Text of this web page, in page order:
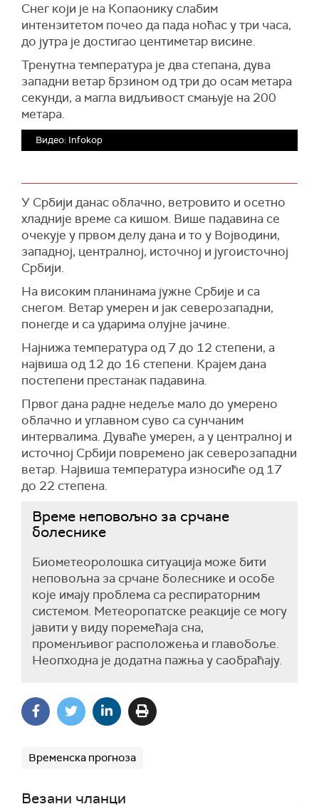
Снег који је на Копаонику слабим
интензитетом почео да пада ноћас у три часа,
до јутра је достигао центиметар висине.
Тренутна температура је два степана, дува
западни ветар брзином од три до осам метара
секунди, а магла видљивост смањује на 200
метара.
Видео: Infokop
У Србији данас облачно, ветровито и осетно
хладније време са кишом. Више падавина се
очекује у првом делу дана и то у Војводини,
западној, централној, источној и југоисточној
Србији.
На високим планинама јужне Србије и са
снегом. Ветар умерен и јак северозападни,
понегде и са ударима олујне јачине.
Најнижа температура од 7 до 12 степени, а
највиша од 12 до 16 степени. Крајем дана
постепени престанак падавина.
Првог дана радне недеље мало до умерено
облачно и углавном суво са сунчаним
интервалима. Дуваће умерен, а у централној и
источној Србији повремено јак северозападни
ветар. Највиша температура износиће од 17
до 22 степена.
Време неповољно за срчане
болеснике
Биометеоролошка ситуација може бити
неповољна за срчане болеснике и особе
које имају проблема са респираторним
системом. Метеоропатске реакције се могу
јавити у виду поремећаја сна,
променљивог расположења и главобоље.
Неопходна је додатна пажња у саобраћају.
Временска прогноза
Везани чланци